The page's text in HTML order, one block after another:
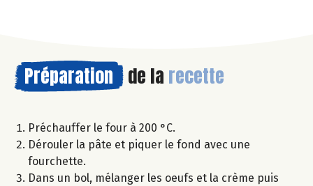
Préparation de la recette
Préchauffer le four à 200 °C.
Dérouler la pâte et piquer le fond avec une
fourchette.
Dans un bol, mélanger les oeufs et la crème puis